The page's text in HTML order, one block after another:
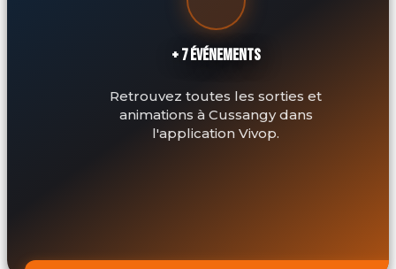
+ 7 ÉVÉNEMENTS
Retrouvez toutes les sorties et
animations à Cussangy dans
l'application Vivop.